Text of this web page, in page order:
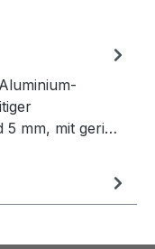
5 mm, mit geri…